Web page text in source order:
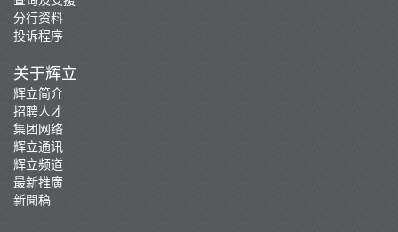
分行资料
投诉程序
关于辉立
辉立简介
招聘人才
集团网络
辉立通讯
辉立频道
最新推廣
新聞稿